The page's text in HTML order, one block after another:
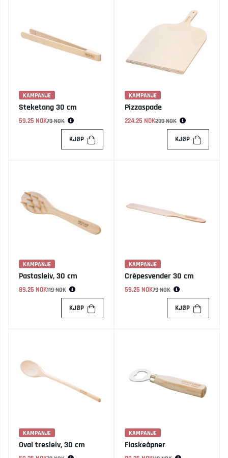
KAMPANJE
Steketang 30 cm
59.25 NOK
Vanlig pris:79 NOK
KJØP
KAMPANJE
Pizzaspade
224.25 NOK
Vanlig pris:299 NOK
KJØP
KAMPANJE
Pastasleiv, 30 cm
89.25 NOK
Vanlig pris:119 NOK
KJØP
KAMPANJE
Crêpesvender 30 cm
59.25 NOK
Vanlig pris:79 NOK
KJØP
KAMPANJE
Oval tresleiv, 30 cm
KAMPANJE
Flaskeåpner